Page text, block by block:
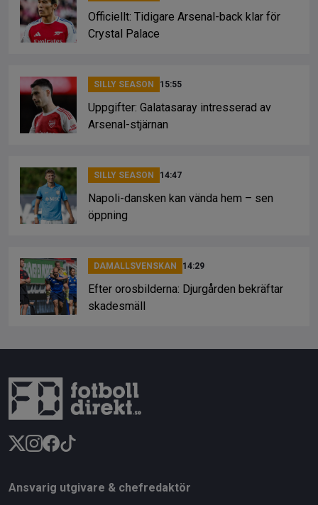
Officiellt: Tidigare Arsenal-back klar för
Crystal Palace
SILLY SEASON 15:55
Uppgifter: Galatasaray intresserad av
Arsenal-stjärnan
SILLY SEASON 14:47
Napoli-dansken kan vända hem – sen
öppning
DAMALLSVENSKAN 14:29
Efter orosbilderna: Djurgården bekräftar
skadesmäll
Ansvarig utgivare & chefredaktör